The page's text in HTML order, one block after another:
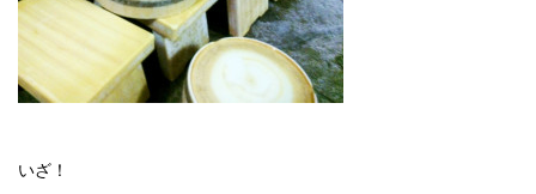
いざ！